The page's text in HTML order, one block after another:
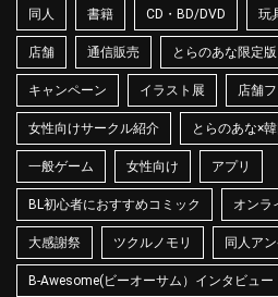
同人 書籍 CD・BD/DVD 玩
店舗 通信販売 とらのあな限定版
キャンペーン イラスト展 店舗
女性向けサークル紹介 とらのあな×
一般ゲーム 女性向け アプリ
BL初心者におすすめコミック オンラ
大感謝祭 ツクルノモリ 同人ア
B-Awesome(ビーオーサム）インタビュー